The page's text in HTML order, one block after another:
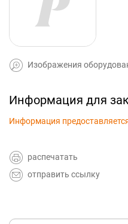
Изображения
Информация для
Информация
распечатать
отправить ссылку